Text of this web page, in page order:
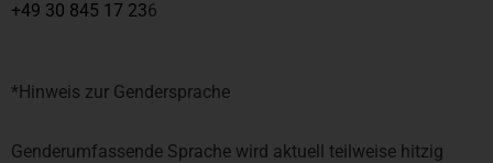
+49 30 845 17 236
*Hinweis zur Gendersprache
Genderumfassende Sprache wird aktuell teilweise hitzig